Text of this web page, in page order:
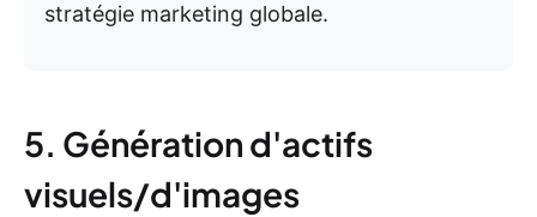
stratégie marketing globale.
5. Génération d'actifs
visuels/d'images